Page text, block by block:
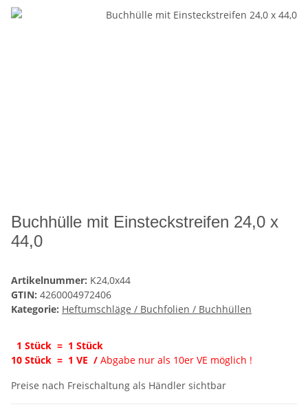
Buchhülle mit Einsteckstreifen 24,0 x
44,0
Artikelnummer: K24,0x44
GTIN: 4260004972406
Kategorie: Heftumschläge / Buchfolien / Buchhüllen
1 Stück = 1 Stück
10 Stück = 1 VE / Abgabe nur als 10er VE möglich !
Preise nach Freischaltung als Händler sichtbar